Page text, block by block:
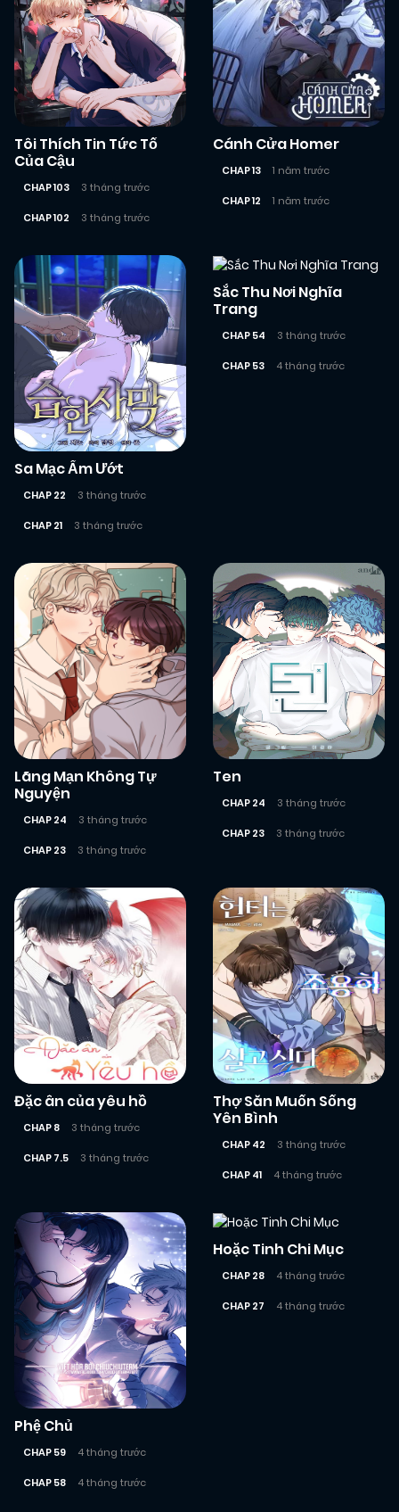
Tôi Thích Tin Tức Tố
Của Cậu
CHAP 103 3 tháng trước
CHAP 102 3 tháng trước
Cánh Cửa Homer
CHAP 13 1 năm trước
CHAP 12 1 năm trước
Sa Mạc Ẩm Ướt
CHAP 22 3 tháng trước
CHAP 21 3 tháng trước
Sắc Thu Nơi Nghĩa
Trang
CHAP 54 3 tháng trước
CHAP 53 4 tháng trước
Lãng Mạn Không Tự
Nguyện
CHAP 24 3 tháng trước
CHAP 23 3 tháng trước
Ten
CHAP 24 3 tháng trước
CHAP 23 3 tháng trước
Đặc ân của yêu hồ
CHAP 8 3 tháng trước
CHAP 7.5 3 tháng trước
Thợ Săn Muốn Sống
Yên Bình
CHAP 42 3 tháng trước
CHAP 41 4 tháng trước
Phệ Chủ
CHAP 59 4 tháng trước
CHAP 58 4 tháng trước
Hoặc Tinh Chi Mục
CHAP 28 4 tháng trước
CHAP 27 4 tháng trước